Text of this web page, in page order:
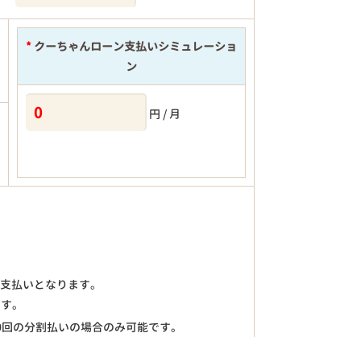
* クーちゃんローン支払いシミュレーショ
ン
円 / 月
払いとなります。
。
の分割払いの場合のみ可能です。